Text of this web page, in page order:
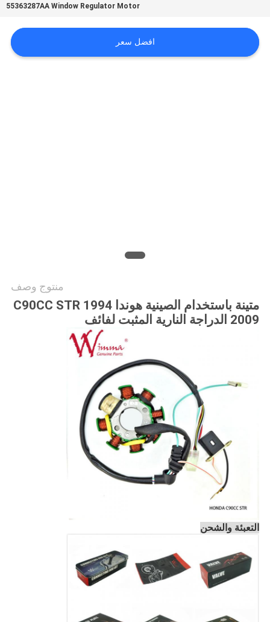
سياسة
الخصوصية
55363287AA Window Regulator Motor
افضل سعر
منتوج وصف
متينة باستخدام الصينية هوندا C90CC STR 1994
2009 الدراجة النارية المثبت لفائف
التعبئة والشحن